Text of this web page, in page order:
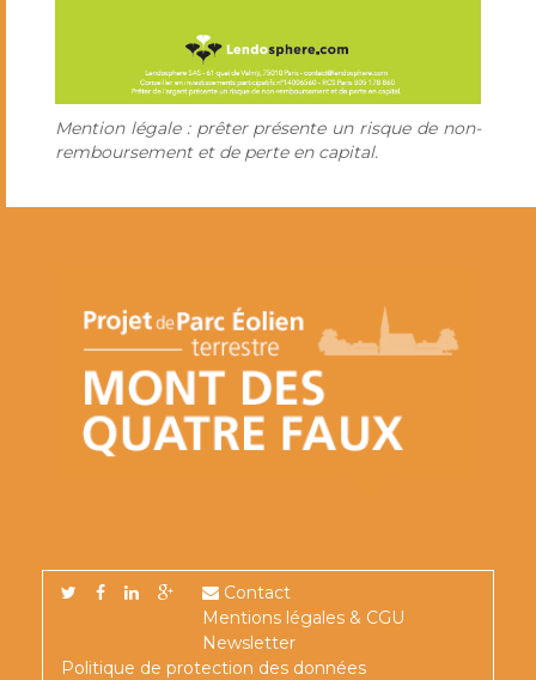
Mention légale : prêter présente un risque de non-
remboursement et de perte en capital.
Contact
Mentions légales & CGU
Newsletter
Politique de protection des données